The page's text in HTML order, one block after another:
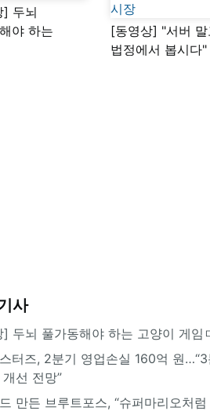
] 두뇌
야 하는
[동영상] "서버 말
법정에서 봅시다"
사
] 두뇌 풀가동해야 하는 고양이 게임
터즈, 2분기 영업손실 160억 원…“3
선 전망”
만든 브루트포스, “슈퍼마리오처럼